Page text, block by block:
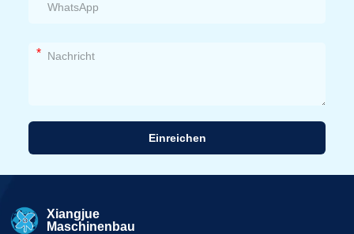
*
Einreichen
Xiangjue
Maschinenbau